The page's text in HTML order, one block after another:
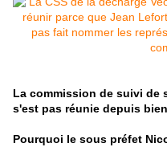
La commission de suivi de
s'est pas réunie depuis
Pourquoi le sous préfet